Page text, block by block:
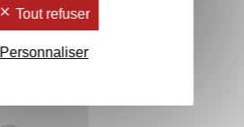
Tout refuser
Personnaliser